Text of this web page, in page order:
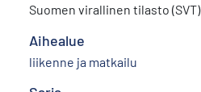
Suomen virallinen tilasto (SVT)
Aihealue
liikenne ja matkailu